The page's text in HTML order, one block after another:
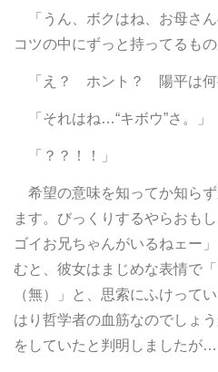
「うん、ボクはね、お母さ
コツの中にずっと持ってるも
「え？ ホント？ 陽平は何
「それはね…“キボウ”さ。」
「？？！！」
希望の意味を知ってか知ら
ます。びっくりするやらおも
ゴイお兄ちゃんがいるねェー
むと、彼女はまじめな表情で
（無）」と、思索にふけって
はり哲学者の血筋なのでしょ
をしていたと判明しましたが…